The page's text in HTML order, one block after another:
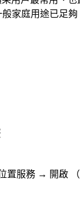
家庭用途已足夠
服務 → 開啟 （